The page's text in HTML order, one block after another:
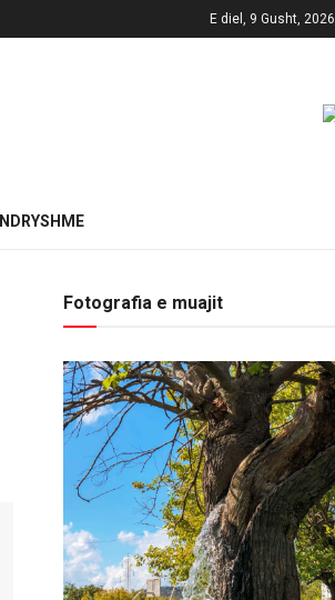
E diel, 9 Gusht, 2026
Fotografia e muajit